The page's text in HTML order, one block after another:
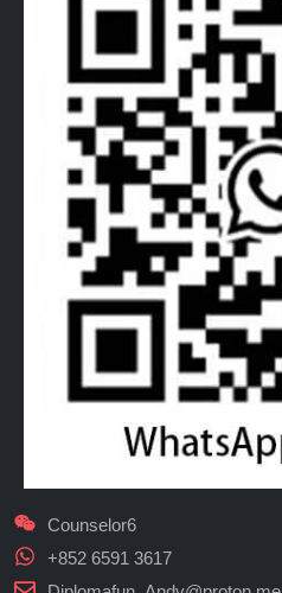
Counselor6
+852 6591 3617